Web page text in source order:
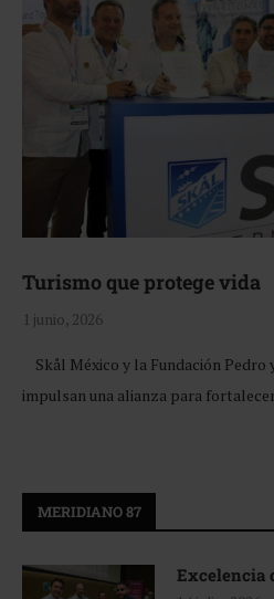
Turismo que protege vida
1 junio, 2026
Skål México y la Fundación Pedro
impulsan una alianza para
MERIDIANO 87
Excelencia